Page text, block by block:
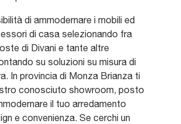
di ammodernare i mobili ed
di casa selezionando fra
di Divani e tante altre
su soluzioni su misura di
In provincia di Monza Brianza ti
conosciuto showroom, posto
il tuo arredamento
e convenienza. Se cerchi un